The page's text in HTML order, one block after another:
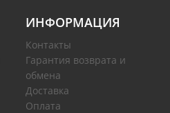
ИНФОРМАЦИЯ
Контакты
Гарантия возврата и
обмена
Доставка
Оплата